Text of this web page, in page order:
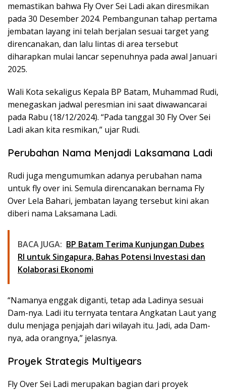
memastikan bahwa Fly Over Sei Ladi akan diresmikan
pada 30 Desember 2024. Pembangunan tahap pertama
jembatan layang ini telah berjalan sesuai target yang
direncanakan, dan lalu lintas di area tersebut
diharapkan mulai lancar sepenuhnya pada awal Januari
2025.
Wali Kota sekaligus Kepala BP Batam, Muhammad Rudi,
menegaskan jadwal peresmian ini saat diwawancarai
pada Rabu (18/12/2024). “Pada tanggal 30 Fly Over Sei
Ladi akan kita resmikan,” ujar Rudi.
Perubahan Nama Menjadi Laksamana Ladi
Rudi juga mengumumkan adanya perubahan nama
untuk fly over ini. Semula direncanakan bernama Fly
Over Lela Bahari, jembatan layang tersebut kini akan
diberi nama Laksamana Ladi.
BACA JUGA: BP Batam Terima Kunjungan Dubes
RI untuk Singapura, Bahas Potensi Investasi dan
Kolaborasi Ekonomi
“Namanya enggak diganti, tetap ada Ladinya sesuai
Dam-nya. Ladi itu ternyata tentara Angkatan Laut yang
dulu menjaga penjajah dari wilayah itu. Jadi, ada Dam-
nya, ada orangnya,” jelasnya.
Proyek Strategis Multiyears
Fly Over Sei Ladi merupakan bagian dari proyek